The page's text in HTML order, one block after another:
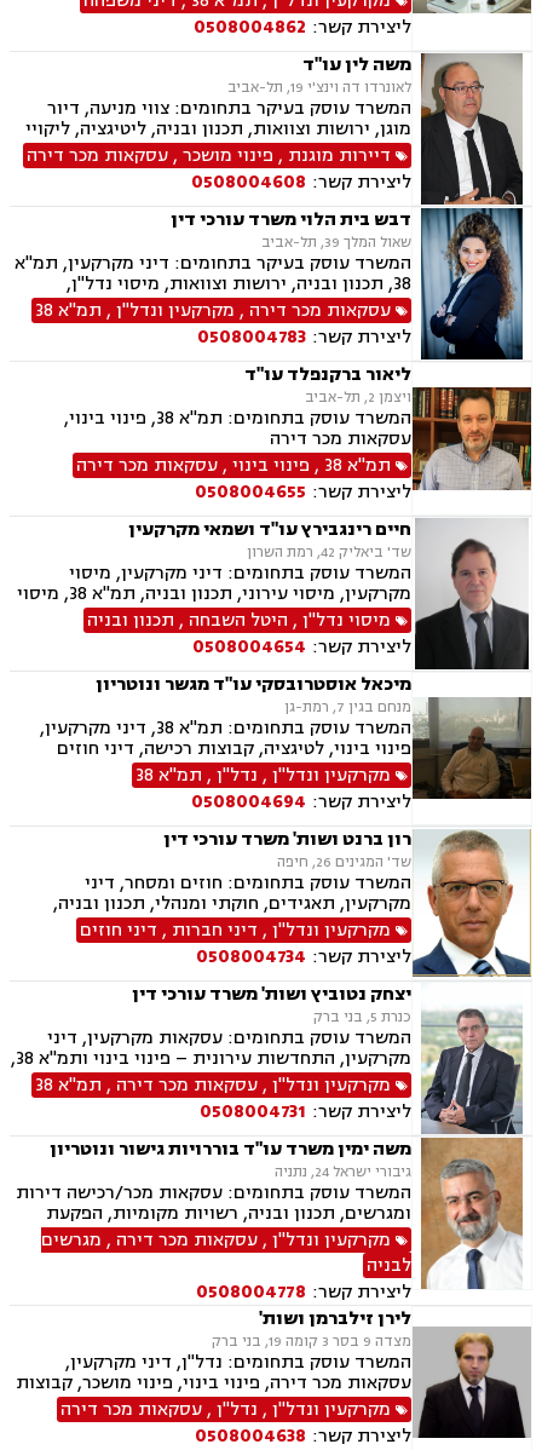
ליטיגציה, גישור במשפחה, ירושות וצוואות, משמורת,
משפט אזרחי , סדר דין אזרחי וראיות, עסקאות מכר
דירה, ערבויות ושטרות , פינוי מושכר, תאונות
עבודה, תביעות יצוגיות, אבהות , אפוטרופסות,
גירושין, גישור ובוררויות, דיני עבודה, חלוקת רכוש.
ליצירת קשר: 0508004862
משה לין עו"ד
לאונרדו דה וינצ'י 19, תל-אביב
המשרד עוסק בעיקר בתחומים: צווי מניעה, דיור
מוגן, ירושות וצוואות, תכנון ובניה, ליטיגציה, ליקויי
בנייה, מושבים וקיבוצים, עסקאות מכר דירה, פינוי
בינוי, קבוצות רכישה, תמ"א 38, דיירות מוגנת, איכות
הסביבה, אפוטרופסות, היטל השבחה, פינוי מושכר,
צווי הריסה, רישוי עסקים, תביעות ירידת ערך, ייפוי
כוח מתמשך, תביעות לפיצוי לפי חוק המטרו
דיירות מוגנת , פינוי מושכר,עסקאות מכר דירה
ליצירת קשר: 0508004608
דבש בית הלוי משרד עורכי דין
שאול המלך 39, תל-אביב
המשרד עוסק בעיקר בתחומים: דיני מקרקעין, תמ"א
38, תכנון ובניה, ירושות וצוואות, מיסוי נדל"ן,
עסקאות מכר דירה, פינוי בינוי, קבוצות רכישה,
רשויות מקומיות.
עסקאות מכר דירה , מקרקעין ונדל"ן, תמ"א 38
ליצירת קשר: 0508004783
ליאור ברקנפלד עו"ד
ויצמן 2, תל-אביב
המשרד עוסק בתחומים: תמ"א 38, פינוי בינוי,
עסקאות מכר דירה
תמ"א 38
, פינוי בינוי,עסקאות מכר דירה
ליצירת קשר: 0508004655
חיים רינגבירץ עו"ד ושמאי מקרקעין
שד' ביאליק 42, רמת השרון
המשרד עוסק בתחומים: דיני מקרקעין, מיסוי
מקרקעין, מיסוי עירוני, תכנון ובניה, תמ"א 38, מיסוי
נדל"ן, נדל"ן.
מיסוי נדל"ן, היטל השבחה , תכנון ובניה
ליצירת קשר: 0508004654
מיכאל אוסטרובסקי עו"ד מגשר ונוטריון
מנחם בגין 7, רמת-גן
המשרד עוסק בתחומים: תמ"א 38, דיני מקרקעין,
פינוי בינוי, לטיגציה, קבוצות רכישה, דיני חוזים
ומסחר, גישור, נוטריון
מקרקעין ונדל"ן, נדל"ן, תמ"א 38
ליצירת קשר: 0508004694
רון ברנט ושות' משרד עורכי דין
שד' המגינים 26, חיפה
המשרד עוסק בתחומים: חוזים ומסחר, דיני
מקרקעין, תאגידים, חוקתי ומנהלי, תכנון ובניה,
תמ"א 38, מיסוי עירוני.מקרקעין ונדל"ן, דיני חברות , דיני חוזים
ליצירת קשר: 0508004734
יצחק נטוביץ ושות' משרד עורכי דין
כנרת 5, בני ברק
המשרד עוסק בתחומים: עסקאות מקרקעין, דיני
מקרקעין, התחדשות עירונית – פינוי בינוי ותמ"א 38,
מיסוי מקרקעין, קבוצות רכישה, תכנון ובניה
מקרקעין ונדל"ן,עסקאות מכר דירה , תמ"א 38
ליצירת קשר: 0508004731
משה ימין משרד עו"ד בוררויות גישור ונוטריון
גיבורי ישראל 24, נתניה
המשרד עוסק בתחומים: עסקאות מכר/רכישה דירות
ומגרשים, תכנון ובניה, רשויות מקומיות, הפקעת
קרקעות, פינוי בינוי, תמא 38, ליקויי בניה, עתירות
מנהליות, בג"ץ, ירושות וצוואות, יפוי כח מתמשך,
גישורים
מקרקעין ונדל"ן,עסקאות מכר דירה , מגרשים
לבניה
ליצירת קשר: 0508004778
לירן זילברמן ושות'
מצדה 9 בסר 3 קומה 19, בני ברק
המשרד עוסק בתחומים: נדל"ן, דיני מקרקעין,
עסקאות מכר דירה, פינוי בינוי, פינוי מושכר, קבוצות
רכישה, תמ"א 38, תכנון ובניה, מגרשים חקלאיים,
מגרשים לבניה, חוזים ומסחר ובוררים.
מקרקעין ונדל"ן, נדל"ן,עסקאות מכר דירה
ליצירת קשר: 0508004638